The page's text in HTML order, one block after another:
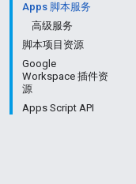
Apps 脚本服务
高级服务
脚本项目资源
Google
Workspace 插件资
源
Apps Script API